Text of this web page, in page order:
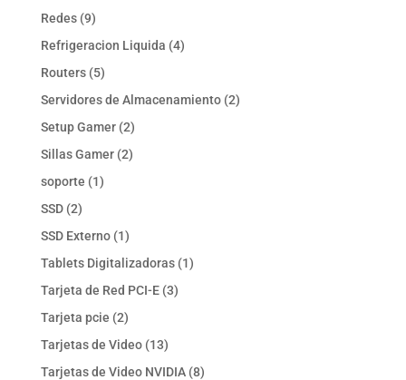
Redes 99
productos
Refrigeracion Liquida 44
Routers 55
productos
Servidores de Almacenamiento 22
Setup Gamer 22
productos
Sillas Gamer 22
soporte 11
SSD 22
productos
SSD Externo 11
producto
Tablets Digitalizadoras 11
Tarjeta de Red PCI-E 33
Tarjeta pcie 22
productos
Tarjetas de Video 1313
productos
Tarjetas de Video NVIDIA 88